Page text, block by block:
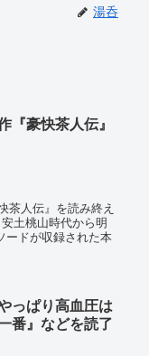
湯呑
『豪快茶人伝』
茶人伝』を読み終え
土桃山時代から明
ードが収録された本
っぱり高血圧は
番』などを読了